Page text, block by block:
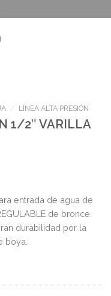
/ LÍNEA ALTA PRESIÓN
1/2″ VARILLA
entrada de agua de
de bronce.
durabilidad por la
boya.